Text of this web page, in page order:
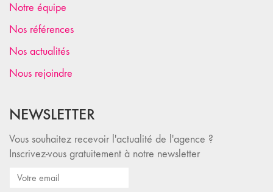
Notre équipe
Nos références
Nos actualités
Nous rejoindre
NEWSLETTER
Vous souhaitez recevoir l'actualité de l'agence ?
Inscrivez-vous gratuitement à notre newsletter